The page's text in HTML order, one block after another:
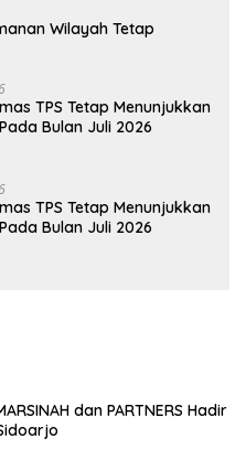
Wilayah Tetap
TPS Tetap Menunjukkan
Bulan Juli 2026
TPS Tetap Menunjukkan
Bulan Juli 2026
dan PARTNERS Hadir